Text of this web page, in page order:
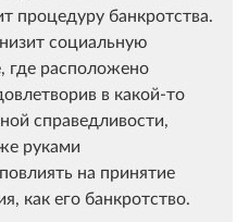
процедуру банкротства.
социальную
где расположено
в какой-то
справедливости,
руками
на принятие
как его банкротство.